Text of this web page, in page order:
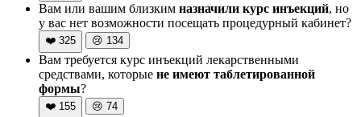
Вам или вашим близким назначили курс инъекций, но
у вас нет возможности посещать процедурный кабинет?
❤️ 325 😢 134
Вам требуется курс инъекций лекарственными
средствами, которые не имеют таблетированной
формы?
❤️ 155 😢 74